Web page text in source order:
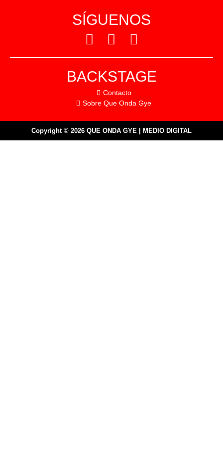
SÍGUENOS
BACKSTAGE
Contacto
Sobre Que Onda Gye
Copyright © 2026 QUE ONDA GYE | MEDIO DIGITAL